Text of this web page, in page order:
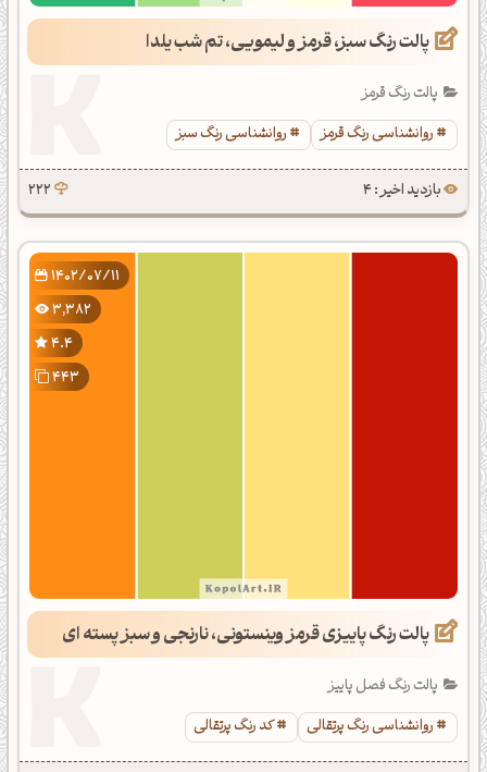
پالت رنگ سبز، قرمز و لیمویی، تم شب یلدا
پالت رنگ قرمز
روانشناسی رنگ قرمز
روانشناسی رنگ سبز
بازدید اخیر : 4 222
1402/07/11
3,382
4.4
443
پالت رنگ پاییزی قرمز وینستونی، نارنجی و سبز پسته ای
پالت رنگ فصل پاییز
روانشناسی رنگ پرتقالی
کد رنگ پرتقالی